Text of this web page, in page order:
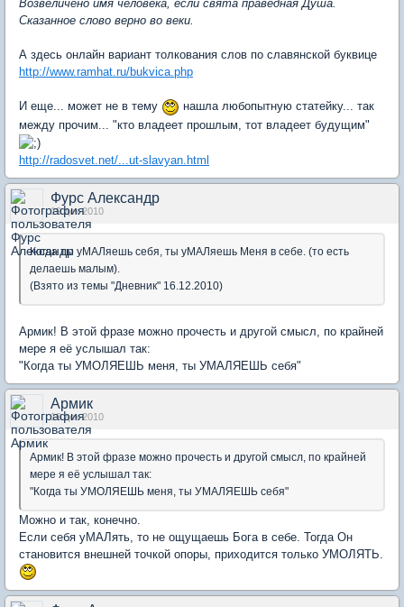
Возвеличено имя человека, если свята праведная Душа.
Сказанное слово верно во веки.
А здесь онлайн вариант толкования слов по славянской буквице
http://www.ramhat.ru/bukvica.php
И еще... может не в тему
нашла любопытную статейку... так
между прочим... "кто владеет прошлым, тот владеет будущим"
http://radosvet.net/...ut-slavyan.html
Фурс Александр
19 дек 2010
Когда ты уМАЛяешь себя, ты уМАЛяешь Меня в себе. (то есть
делаешь малым).
(Взято из темы "Дневник" 16.12.2010)
Армик! В этой фразе можно прочесть и другой смысл, по крайней
мере я её услышал так:
"Когда ты УМОЛЯЕШЬ меня, ты УМАЛЯЕШЬ себя"
Армик
19 дек 2010
Армик! В этой фразе можно прочесть и другой смысл, по крайней
мере я её услышал так:
"Когда ты УМОЛЯЕШЬ меня, ты УМАЛЯЕШЬ себя"
Можно и так, конечно.
Если себя уМАЛять, то не ощущаешь Бога в себе. Тогда Он
становится внешней точкой опоры, приходится только УМОЛЯТЬ.